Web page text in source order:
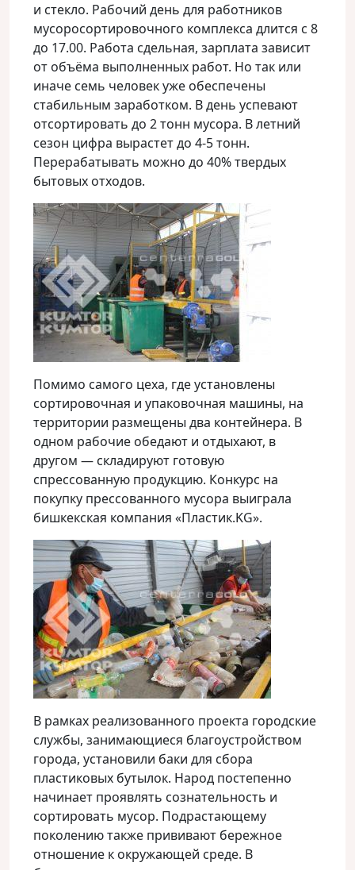
и стекло. Рабочий день для работников
мусоросортировочного комплекса длится с 8
до 17.00. Работа сдельная, зарплата зависит
от объёма выполненных работ. Но так или
иначе семь человек уже обеспечены
стабильным заработком. В день успевают
отсортировать до 2 тонн мусора. В летний
сезон цифра вырастет до 4-5 тонн.
Перерабатывать можно до 40% твердых
бытовых отходов.
Помимо самого цеха, где установлены
сортировочная и упаковочная машины, на
территории размещены два контейнера. В
одном рабочие обедают и отдыхают, в
другом — складируют готовую
спрессованную продукцию. Конкурс на
покупку прессованного мусора выиграла
бишкекская компания «Пластик.KG».
В рамках реализованного проекта городские
службы, занимающиеся благоустройством
города, установили баки для сбора
пластиковых бутылок. Народ постепенно
начинает проявлять сознательность и
сортировать мусор. Подрастающему
поколению также прививают бережное
отношение к окружающей среде. В